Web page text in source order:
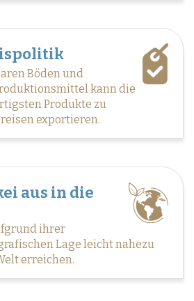
Böden und
kann die
Produkte zu
exportieren.
aus in die
ihrer
Lage leicht nahezu
erreichen.